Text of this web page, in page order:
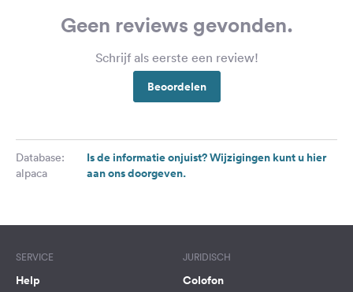
Geen reviews gevonden.
Schrijf als eerste een review!
Beoordelen
Database:
alpaca
Is de informatie onjuist? Wijzigingen kunt u hier
aan ons doorgeven.
SERVICE
Help
JURIDISCH
Colofon